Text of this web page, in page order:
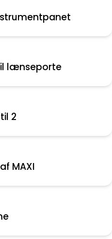
til lænseporte
2
MAXI